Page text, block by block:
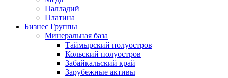
Палладий
Платина
Бизнес Группы
Минеральная база
Таймырский полуостров
Кольский полуостров
Забайкальский край
Зарубежные активы